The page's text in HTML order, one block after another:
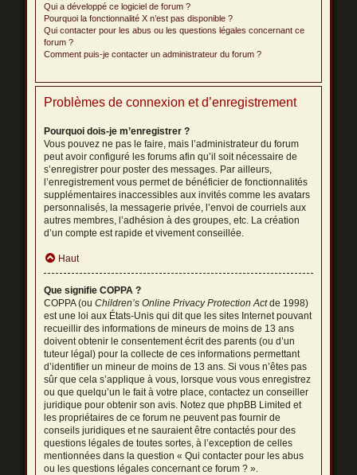
Qui a développé ce logiciel de forum ?
Pourquoi la fonctionnalité X n’est pas disponible ?
Qui contacter pour les abus ou les questions légales concernant ce
forum ?
Comment puis-je contacter un administrateur du forum ?
Problèmes de connexion et d’enregistrement
Pourquoi dois-je m’enregistrer ?
Vous pouvez ne pas le faire, mais l’administrateur du forum
peut avoir configuré les forums afin qu’il soit nécessaire de
s’enregistrer pour poster des messages. Par ailleurs,
l’enregistrement vous permet de bénéficier de fonctionnalités
supplémentaires inaccessibles aux invités comme les avatars
personnalisés, la messagerie privée, l’envoi de courriels aux
autres membres, l’adhésion à des groupes, etc. La création
d’un compte est rapide et vivement conseillée.
Haut
Que signifie COPPA ?
COPPA (ouChildren’s Online Privacy Protection Actde 1998)
est une loi aux États-Unis qui dit que les sites Internet pouvant
recueillir des informations de mineurs de moins de 13 ans
doivent obtenir le consentement écrit des parents (ou d’un
tuteur légal) pour la collecte de ces informations permettant
d’identifier un mineur de moins de 13 ans. Si vous n’êtes pas
sûr que cela s’applique à vous, lorsque vous vous enregistrez
ou que quelqu’un le fait à votre place, contactez un conseiller
juridique pour obtenir son avis. Notez que phpBB Limited et
les propriétaires de ce forum ne peuvent pas fournir de
conseils juridiques et ne sauraient être contactés pour des
questions légales de toutes sortes, à l’exception de celles
mentionnées dans la question « Qui contacter pour les abus
ou les questions légales concernant ce forum ? ».